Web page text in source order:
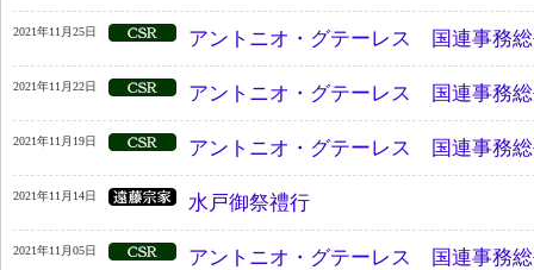
2021年11月25日 アントニオ・グテーレス 国連事務
2021年11月22日 アントニオ・グテーレス 国連事務
2021年11月19日 アントニオ・グテーレス 国連事務
2021年11月14日 水戸御祭禮行
2021年11月05日 アントニオ・グテーレス 国連事務